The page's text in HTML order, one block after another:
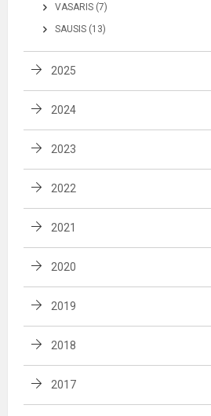
VASARIS (7)
SAUSIS (13)
2025
2024
2023
2022
2021
2020
2019
2018
2017